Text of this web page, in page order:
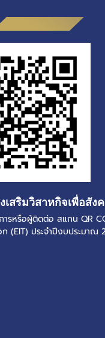
เสริมวิสาหกิจเพื่อสัง
รหรือผู้ติดต่อ สแกน QR
(EIT) ประจำปีงบประมาณ